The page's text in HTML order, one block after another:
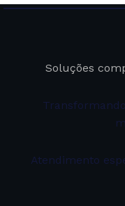
Soluções
Atendimento